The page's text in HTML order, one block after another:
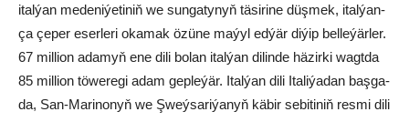
ital­ýan me­de­ni­ýe­ti­niň we sun­ga­ty­nyň tä­si­ri­ne düş­mek, ital­ýan­
ça çe­per eser­le­ri oka­mak özü­ne ma­ýyl ed­ýär di­ýip bel­le­ýär­ler.
67 mil­li­on ada­myň ene di­li bo­lan ital­ýan di­lin­de hä­zir­ki wagt­da
85 mil­li­on tö­we­re­gi adam gep­le­ýär. Ital­ýan di­li Ita­li­ýa­dan baş­ga-
da, San-Ma­ri­no­nyň we Şweý­sa­ri­ýa­nyň kä­bir se­bi­ti­niň res­mi di­li